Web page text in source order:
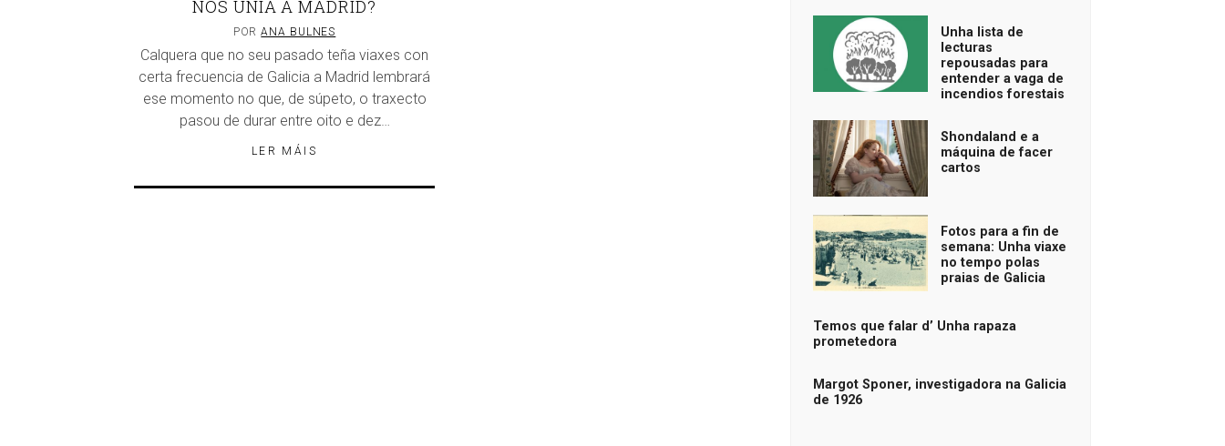
NOS UNÍA A MADRID?
PORANA BULNES
Calquera que no seu pasado teña viaxes con
certa frecuencia de Galicia a Madrid lembrará
ese momento no que, de súpeto, o traxecto
pasou de durar entre oito e dez…
LER MÁIS
Unha lista de
lecturas
repousadas para
entender a vaga de
incendios forestais
Shondaland e a
máquina de facer
cartos
Fotos para a fin de
semana: Unha viaxe
no tempo polas
praias de Galicia
Temos que falar d’ Unha rapaza
prometedora
Margot Sponer, investigadora na Galicia
de 1926